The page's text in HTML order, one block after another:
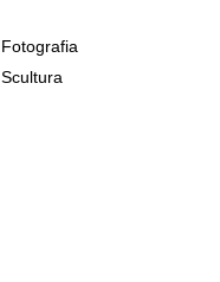
Fotografia
Scultura